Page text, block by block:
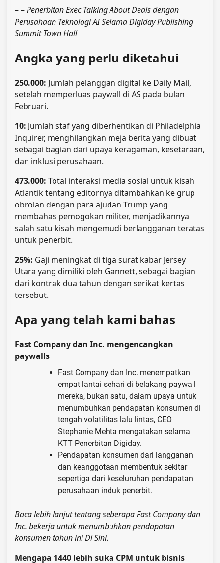
– –Penerbitan Exec Talking About Deals dengan
Perusahaan Teknologi AI Selama Digiday Publishing
Summit Town Hall
Angka yang perlu diketahui
250.000: Jumlah pelanggan digital ke Daily Mail,
setelah memperluas paywall di AS pada bulan
Februari.
10: Jumlah staf yang diberhentikan di Philadelphia
Inquirer, menghilangkan meja berita yang dibuat
sebagai bagian dari upaya keragaman, kesetaraan,
dan inklusi perusahaan.
473.000: Total interaksi media sosial untuk kisah
Atlantik tentang editornya ditambahkan ke grup
obrolan dengan para ajudan Trump yang
membahas pemogokan militer, menjadikannya
salah satu kisah mengemudi berlangganan teratas
untuk penerbit.
25%: Gaji meningkat di tiga surat kabar Jersey
Utara yang dimiliki oleh Gannett, sebagai bagian
dari kontrak dua tahun dengan serikat kertas
tersebut.
Apa yang telah kami bahas
Fast Company dan Inc. mengencangkan
paywalls
Fast Company dan Inc. menempatkan
empat lantai sehari di belakang paywall
mereka, bukan satu, dalam upaya untuk
menumbuhkan pendapatan konsumen di
tengah volatilitas lalu lintas, CEO
Stephanie Mehta mengatakan selama
KTT Penerbitan Digiday.
Pendapatan konsumen dari langganan
dan keanggotaan membentuk sekitar
sepertiga dari keseluruhan pendapatan
perusahaan induk penerbit.
Baca lebih lanjut tentang seberapa Fast Company dan
Inc. bekerja untuk menumbuhkan pendapatan
konsumen tahun iniDi Sini.
Mengapa 1440 lebih suka CPM untuk bisnis